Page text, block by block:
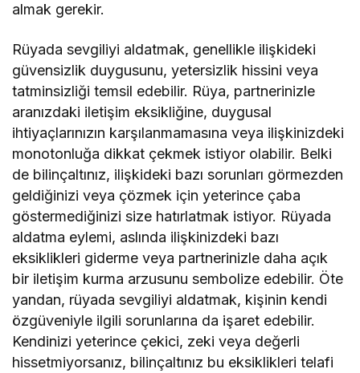
almak gerekir.
Rüyada sevgiliyi aldatmak, genellikle ilişkideki
güvensizlik duygusunu, yetersizlik hissini veya
tatminsizliği temsil edebilir. Rüya, partnerinizle
aranızdaki iletişim eksikliğine, duygusal
ihtiyaçlarınızın karşılanmamasına veya ilişkinizdeki
monotonluğa dikkat çekmek istiyor olabilir. Belki
de bilinçaltınız, ilişkideki bazı sorunları görmezden
geldiğinizi veya çözmek için yeterince çaba
göstermediğinizi size hatırlatmak istiyor. Rüyada
aldatma eylemi, aslında ilişkinizdeki bazı
eksiklikleri giderme veya partnerinizle daha açık
bir iletişim kurma arzusunu sembolize edebilir. Öte
yandan, rüyada sevgiliyi aldatmak, kişinin kendi
özgüveniyle ilgili sorunlarına da işaret edebilir.
Kendinizi yeterince çekici, zeki veya değerli
hissetmiyorsanız, bilinçaltınız bu eksiklikleri telafi